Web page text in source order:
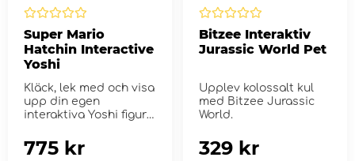
Super Mario
Hatchin Interactive
Yoshi
Kläck, lek med och visa
upp din egen
interaktiva Yoshi figur
775 kr
Bitzee Interaktiv
Jurassic World Pet
Upplev kolossalt kul
med Bitzee Jurassic
World.
329 kr